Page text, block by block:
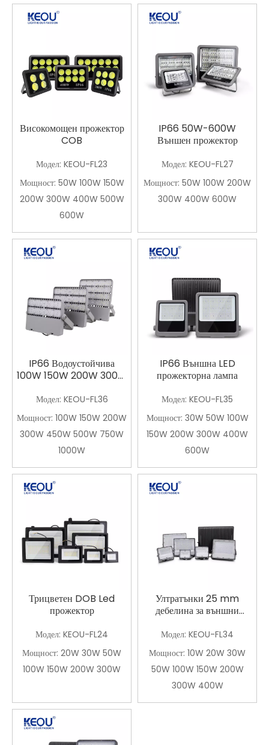
Високомощен прожектор
COB
Модел: KEOU-FL23
Мощност: 50W 100W 150W
200W 300W 400W 500W
600W
IP66 50W-600W
Външен прожектор
Модел: KEOU-FL27
Мощност: 50W 100W 200W
300W 400W 600W
IP66 Водоустойчива
100W 150W 200W 300W
1000W Светлина за
стадион
Модел: KEOU-FL36
Мощност: 100W 150W 200W
300W 450W 500W 750W
1000W
IP66 Външна LED
прожекторна лампа
Модел: KEOU-FL35
Мощност: 30W 50W 100W
150W 200W 300W 400W
600W
Трицветен DOB Led
прожектор
Модел: KEOU-FL24
Мощност: 20W 30W 50W
100W 150W 200W 300W
Ултратънки 25 mm
дебелина за външни
Модел: KEOU-FL34
Мощност: 10W 20W 30W
50W 100W 150W 200W
300W 400W